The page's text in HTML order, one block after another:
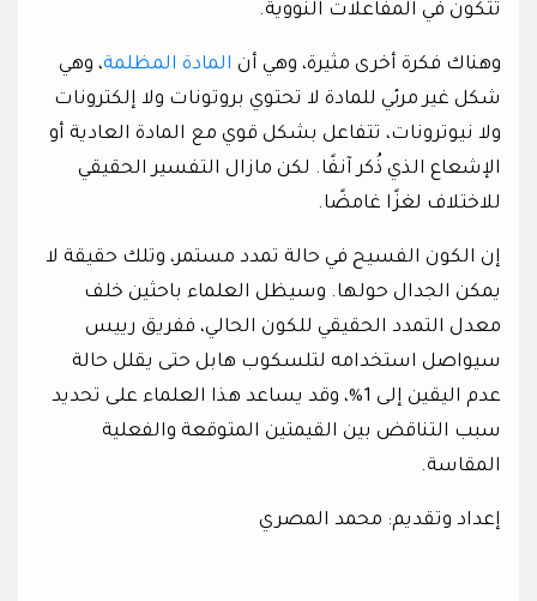
تتكون في المفاعلات النووية.
وهناك فكرة أخرى مثيرة، وهي أن المادة المظلمة، وهي
شكل غير مرئي للمادة لا تحتوي بروتونات ولا إلكترونات
ولا نيوترونات، تتفاعل بشكل قوي مع المادة العادية أو
الإشعاع الذي ذُكر آنفًا. لكن مازال التفسير الحقيقي
للاختلاف لغزًا غامضًا.
إن الكون الفسيح في حالة تمدد مستمر، وتلك حقيقة لا
يمكن الجدال حولها. وسيظل العلماء باحثين خلف
معدل التمدد الحقيقي للكون الحالي، ففريق رييس
سيواصل استخدامه لتلسكوب هابل حتى يقلل حالة
عدم اليقين إلى 1%، وقد يساعد هذا العلماء على تحديد
سبب التناقض بين القيمتين المتوقعة والفعلية
المقاسة.
إعداد وتقديم: محمد المصري